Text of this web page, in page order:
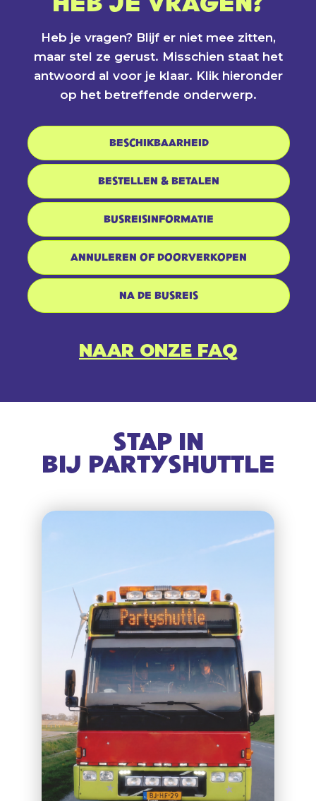
Heb je vragen? Blijf er niet mee zitten,
maar stel ze gerust. Misschien staat het
antwoord al voor je klaar. Klik hieronder
op het betreffende onderwerp.
BESCHIKBAARHEID
BESTELLEN & BETALEN
BUSREISINFORMATIE
ANNULEREN OF DOORVERKOPEN
NA DE BUSREIS
NAAR ONZE FAQ
STAP IN
BIJ PARTYSHUTTLE